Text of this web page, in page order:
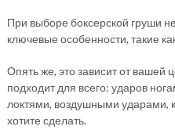
При выборе боксерской груши
ключевые особенности, такие
Опять же, это зависит от
подходит для всего: ударов
локтями, воздушными ударами,
хотите сделать.